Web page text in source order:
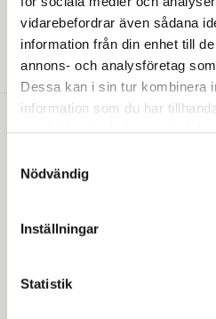
vidarebefordrar även sådana
information från din enhet till
annons- och analysföretag
Dessa kan i sin tur kombinera
information som du har
Nödvändig
Inställningar
Statistik
Från94,00kr
Den
har
flera
varianter.
olika
väljas
Du gillar kanske